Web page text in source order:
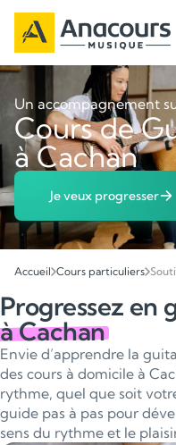
Un accompagnement
Cours de
à Cachan
Je veux progresser
Accueil Cours particuliers
Progressez en
à Cachan
Envie d’apprendre la
des cours à domicile à
rythme, quel que soit
guide pas à pas pour
sens du rythme et le